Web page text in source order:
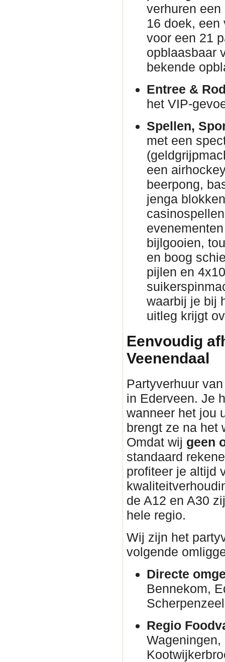
verhuren
16 doek, een
voor een 21
opblaasbaar
bekende
Entree &
het VIP-
Spellen,
met een
een
beerpong,
jenga
bijlgooien,
en boog
pijlen en
waarbij je bij
uitleg krijgt
Eenvoudig
Veenendaal
Partyverhuur
in Ederveen. Je
wanneer het jou
brengt ze na het
Omdat wij geen
standaard
profiteer je altijd
de A12 en A30
hele regio.
Wij zijn het
volgende
Directe
Bennekom,
Regio